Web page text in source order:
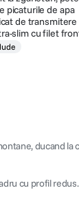
picaturile de apa
de transmitere
slim cu filet
ducand
cu profil